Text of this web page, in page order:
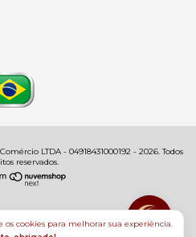
os cookies para melhorar sua experiência.
LTDA - 04918431000192 - 2026. Todos
reservados.